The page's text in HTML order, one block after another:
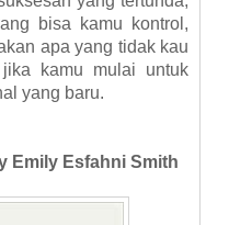
bisa kamu kontrol,
apa yang tidak kau
kamu mulai untuk
yang baru.
Emily Esfahni Smith